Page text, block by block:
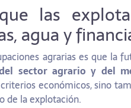
las
agua y
agrarias es que la
sector agrario y del
económicos, sino
de la explotación.